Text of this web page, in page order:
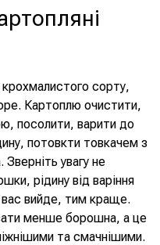
сорту,
Картоплю очистити,
посолити, варити до
потовкти товкачем з
увагу не
рідину від варіння
вийде, тим краще.
менше борошна, а це
та смачнішими.